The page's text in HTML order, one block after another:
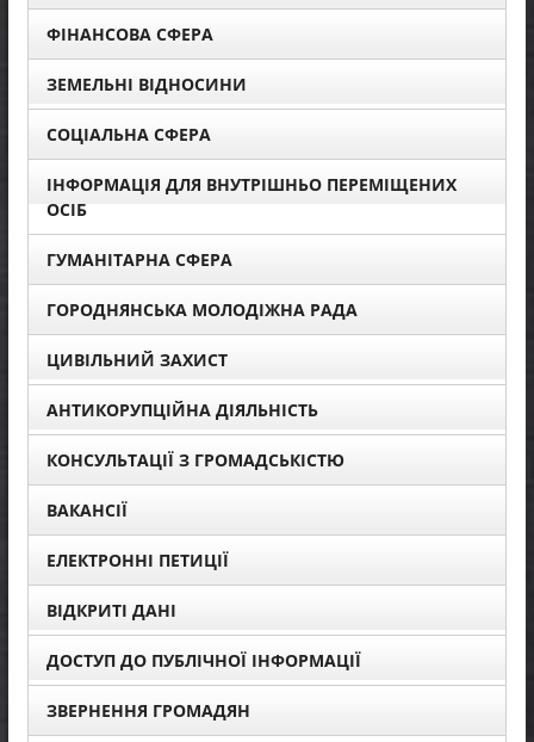
ФІНАНСОВА СФЕРА
ЗЕМЕЛЬНІ ВІДНОСИНИ
СОЦІАЛЬНА СФЕРА
ІНФОРМАЦІЯ ДЛЯ ВНУТРІШНЬО ПЕРЕМІЩЕНИХ
ОСІБ
ГУМАНІТАРНА СФЕРА
ГОРОДНЯНСЬКА МОЛОДІЖНА РАДА
ЦИВІЛЬНИЙ ЗАХИСТ
АНТИКОРУПЦІЙНА ДІЯЛЬНІСТЬ
КОНСУЛЬТАЦІЇ З ГРОМАДСЬКІСТЮ
ВАКАНСІЇ
ЕЛЕКТРОННІ ПЕТИЦІЇ
ВІДКРИТІ ДАНІ
ДОСТУП ДО ПУБЛІЧНОЇ ІНФОРМАЦІЇ
ЗВЕРНЕННЯ ГРОМАДЯН